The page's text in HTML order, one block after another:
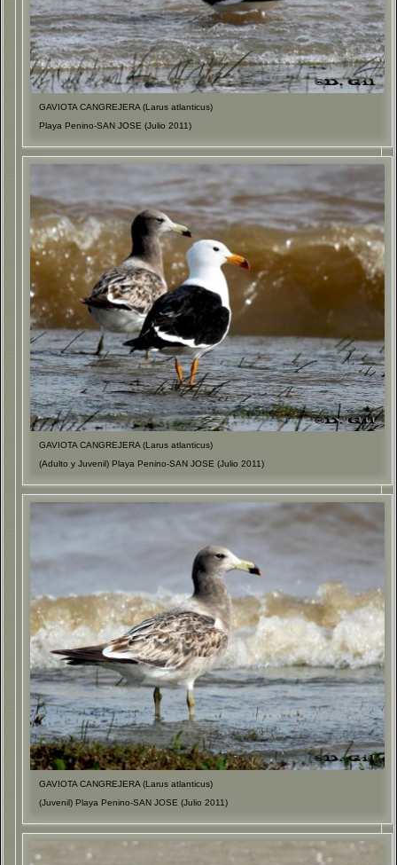
GAVIOTA CANGREJERA (Larus atlanticus)
Playa Penino-SAN JOSE (Julio 2011)
GAVIOTA CANGREJERA (Larus atlanticus)
(Adulto y Juvenil) Playa Penino-SAN JOSE (Julio 2011)
GAVIOTA CANGREJERA (Larus atlanticus)
(Juvenil) Playa Penino-SAN JOSE (Julio 2011)